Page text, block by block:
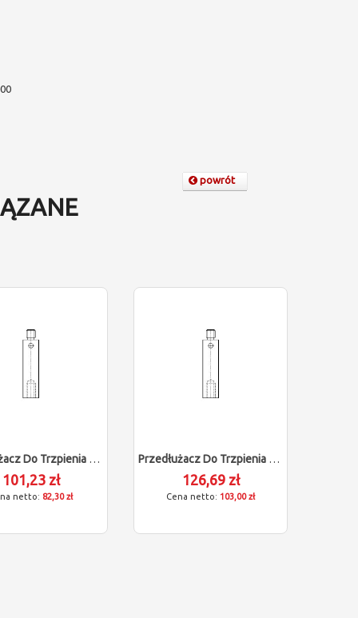
powrót
Przedłużacz Do Trzpienia Renishaw Dla Zeiss 602030-9044-000
101,23 zł
82,30 zł
Przedłużacz Do Trzpienia Renishaw Dla Zeiss 602030-9046-000
126,69 zł
103,00 zł